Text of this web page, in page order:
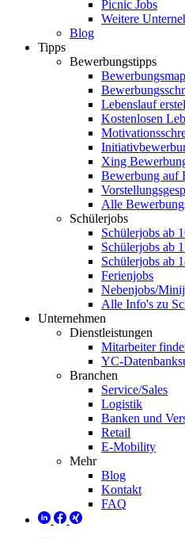
Picnic Jobs
Weitere
Blog
Tipps
Bewerbungstipps
Lebenslauf
Kostenlosen
Xing
Bewerbung auf
Alle
Schülerjobs
Schülerjobs ab
Schülerjobs ab
Schülerjobs ab
Ferienjobs
Nebenjobs/
Alle Info's zu
Unternehmen
Dienstleistungen
Mitarbeiter
YC-
Branchen
Service/Sales
Logistik
Banken und
Retail
E-Mobility
Mehr
Blog
Kontakt
FAQ